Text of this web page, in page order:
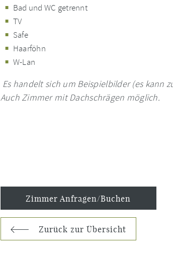
Bad und WC getrennt
TV
Safe
Haarföhn
W-Lan
Es handelt sich um Beispielbilder (es kann
Auch Zimmer mit Dachschrägen möglich.
Zimmer Anfragen/Buchen
Zurück zur Übersicht